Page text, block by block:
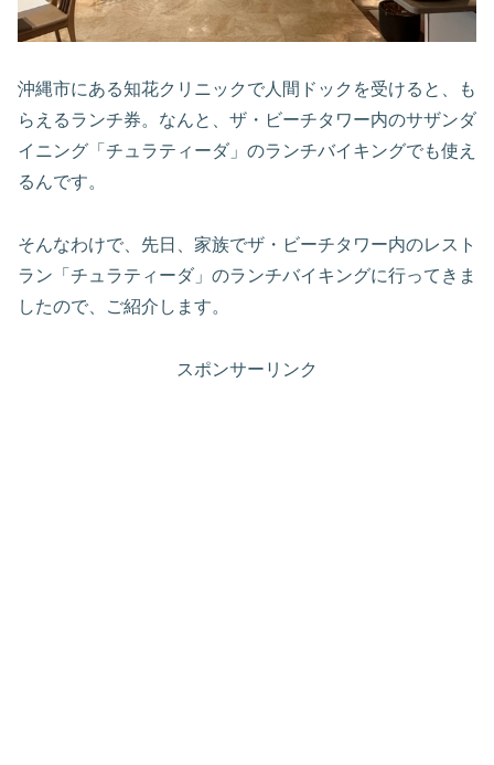
沖縄市にある知花クリニックで人間ドックを受けると、も
らえるランチ券。なんと、ザ・ビーチタワー内のサザンダ
イニング「チュラティーダ」のランチバイキングでも使え
るんです。
そんなわけで、先日、家族でザ・ビーチタワー内のレスト
ラン「チュラティーダ」のランチバイキングに行ってきま
したので、ご紹介します。
スポンサーリンク